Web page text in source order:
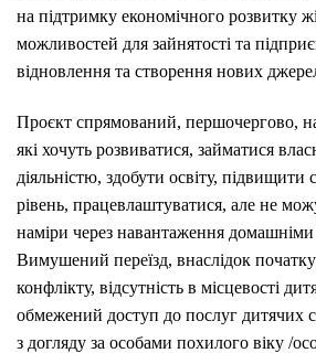
на підтримку економічного розвитку
можливостей для зайнятості та
відновлення та створення нових
Проєкт спрямований, першочергово,
які хочуть розвиватися, займатися
діяльністю, здобути освіту, підвищити
рівень, працевлаштуватися, але не
наміри через навантаження домашніми
Вимушений переїзд, внаслідок
конфлікту, відсутність в місцевості
обмежений доступ до послуг дитячих
з догляду за особами похилого віку /